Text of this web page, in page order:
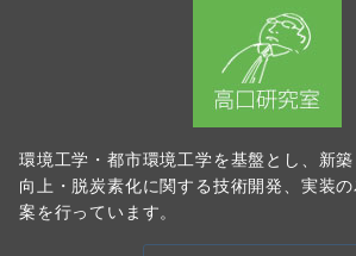
環境工学・都市環境工学を基盤とし、新
向上・脱炭素化に関する技術開発、実装
案を行っています。